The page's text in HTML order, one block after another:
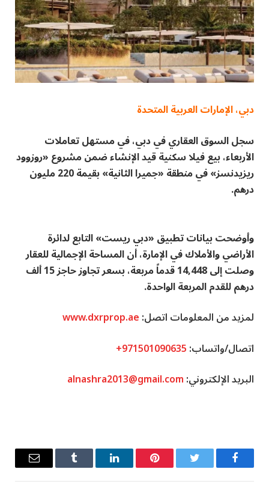
دبي، الإمارات العربية المتحدة
سجل السوق العقاري في دبي، في مستهل تعاملات
الأربعاء، بيع فيلا سكنية قيد الإنشاء ضمن مشروع «روزوود
ريزيدنسز» في منطقة «جميرا الثانية» بقيمة 220 مليون
درهم.
وأوضحت بيانات تطبيق «دبي ريست» التابع لدائرة
الأراضي والأملاك في الإمارة، أن المساحة الإجمالية للعقار
وصلت إلى 14,448 قدماً مربعة، بسعر تجاوز حاجز 15 ألف
درهم للقدم المربعة الواحدة.
لمزيد من المعلومات اتصل:www.dxrprop.ae
اتصال/واتساب:+971501090635
البريد الإلكتروني:alnashra2013@gmail.com
فيسبوك تويتر بينتيريستلينكدإن Tumblr
البريد